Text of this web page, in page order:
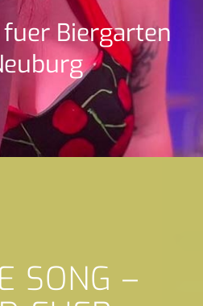
fuer Biergarten
SONG –